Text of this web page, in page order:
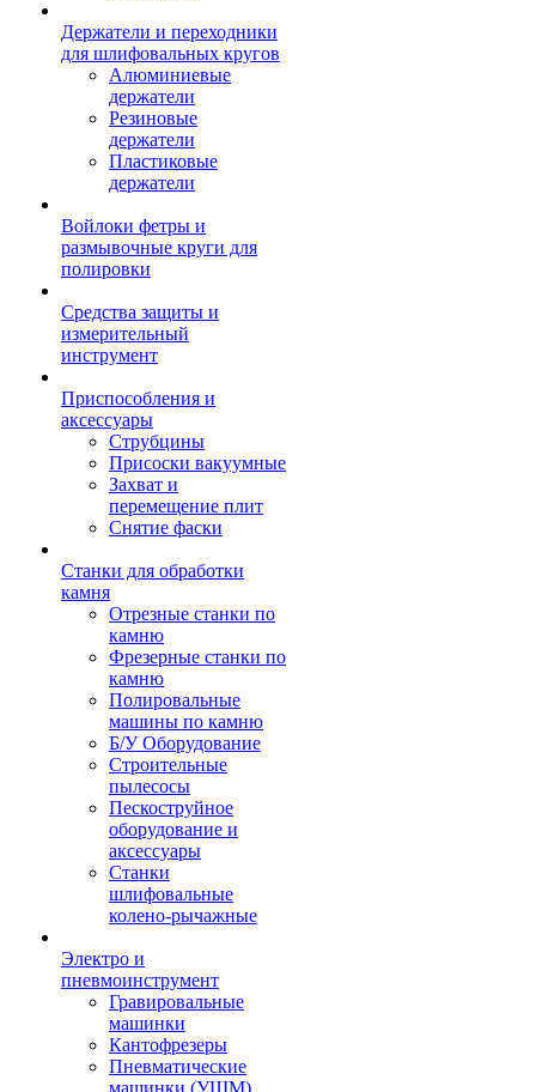
Держатели и переходники
для шлифовальных кругов
Алюминиевые
держатели
Резиновые
держатели
Пластиковые
держатели
Войлоки фетры и
размывочные круги для
полировки
Средства защиты и
измерительный
инструмент
Приспособления и
аксессуары
Струбцины
Присоски вакуумные
Захват и
перемещение плит
Снятие фаски
Станки для обработки
камня
Отрезные станки по
камню
Фрезерные станки по
камню
Полировальные
машины по камню
Б/У Оборудование
Строительные
пылесосы
Пескоструйное
оборудование и
аксессуары
Станки
шлифовальные
колено-рычажные
Электро и
пневмоинструмент
Гравировальные
машинки
Кантофрезеры
Пневматические
машинки (УШМ)